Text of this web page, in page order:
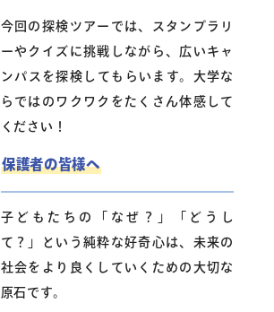
今回の探検ツアーでは、スタンプラリ
ーやクイズに挑戦しながら、広いキャ
ンパスを探検してもらいます。大学な
らではのワクワクをたくさん体感して
ください！
保護者の皆様へ
子どもたちの「なぜ？」「どうし
て？」という純粋な好奇心は、未来の
社会をより良くしていくための大切な
原石です。